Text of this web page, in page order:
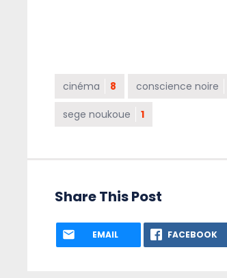
cinéma 8 conscience noire
sege noukoue 1
Share This Post
EMAIL FACEBOOK